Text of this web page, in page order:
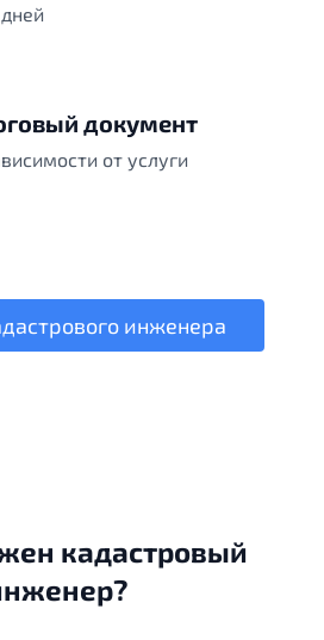
документ
от услуги
инженера
кадастровый